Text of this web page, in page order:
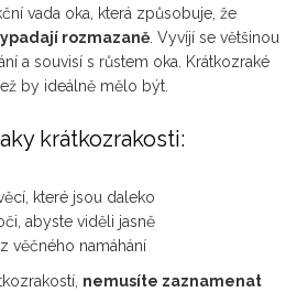
vada oka, která způsobuje, že
rozmazaně Vyvíjí se většinou
a souvisí s růstem oka. Krátkozraké
by ideálně mělo být.
krátkozrakosti:
které jsou daleko
abyste viděli jasně
věčného namáhání
nemusíte zaznamenat